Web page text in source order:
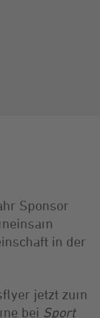
Sponsor
in der
jetzt zum
bei Sport